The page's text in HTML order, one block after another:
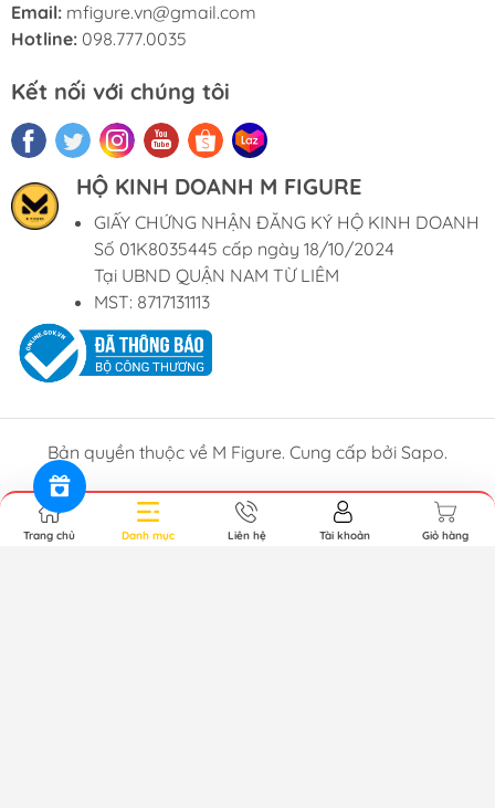
Email: mfigure.vn@gmail.com
Hotline: 098.777.0035
Kết nối với chúng tôi
HỘ KINH DOANH M FIGURE
GIẤY CHỨNG NHẬN ĐĂNG KÝ HỘ KINH DOANH
Số 01K8035445 cấp ngày 18/10/2024
Tại UBND QUẬN NAM TỪ LIÊM
MST: 8717131113
Bản quyền thuộc về M Figure. Cung cấp bởi Sapo.
Trang chủ Danh mục Liên hệ Tài khoản Giỏ hàng